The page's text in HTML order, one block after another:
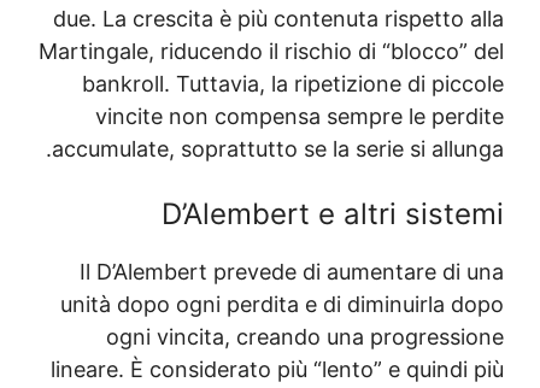
due. La crescita è
Martingale, riducendo
bankroll.
vincite non
accumulate,
Il D’Alembert
unità dopo ogni
ogni vincita,
lineare. È